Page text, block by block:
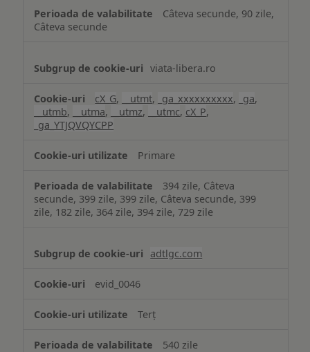
Câteva secunde, 90 zile,
Câteva secunde
viata-libera.ro
cX_G, __utmt, _ga_xxxxxxxxxx, _ga,
__utmb, __utma, __utmz, __utmc, cX_P,
_ga_YTJQVQYCPP
Primare
394 zile, Câteva
secunde, 399 zile, 399 zile, Câteva secunde, 399
zile, 182 zile, 364 zile, 394 zile, 729 zile
adtlgc.com
evid_0046
Terț
540 zile